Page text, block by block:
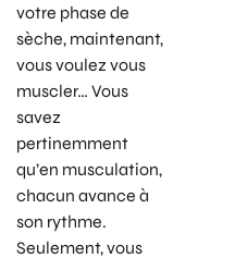
votre phase de
sèche, maintenant,
vous voulez vous
muscler… Vous
savez
pertinemment
qu’en musculation,
chacun avance à
son rythme.
Seulement, vous